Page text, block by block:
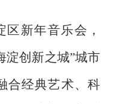
区新年音乐会，
淀创新之城”城市
合经典艺术、科